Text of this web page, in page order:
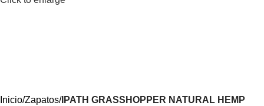
Inicio Zapatos IPATH GRASSHOPPER NATURAL HEMP